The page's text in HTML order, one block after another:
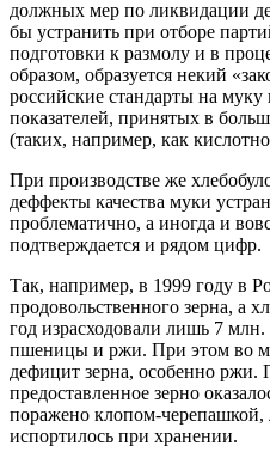
должных мер по ликвидации
бы устранить при отборе
подготовки к размолу и в
образом, образуется некий
российские стандарты на
показателей, принятых в
(таких, например, как
При производстве же
деффекты качества муки
проблематично, а иногда и
подтверждается и рядом цифр.
Так, например, в 1999 году в
продовольственного зерна, а
год израсходовали лишь 7
пшеницы и ржи. При этом во
дефицит зерна, особенно
предоставленное зерно
поражено клопом-черепашкой,
испортилось при хранении.